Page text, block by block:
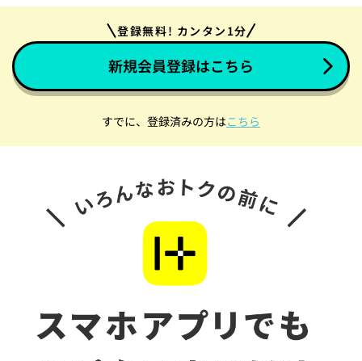
登録無料! カンタン1分
新規会員登録はこちら
すでに、登録済みの方はこちら